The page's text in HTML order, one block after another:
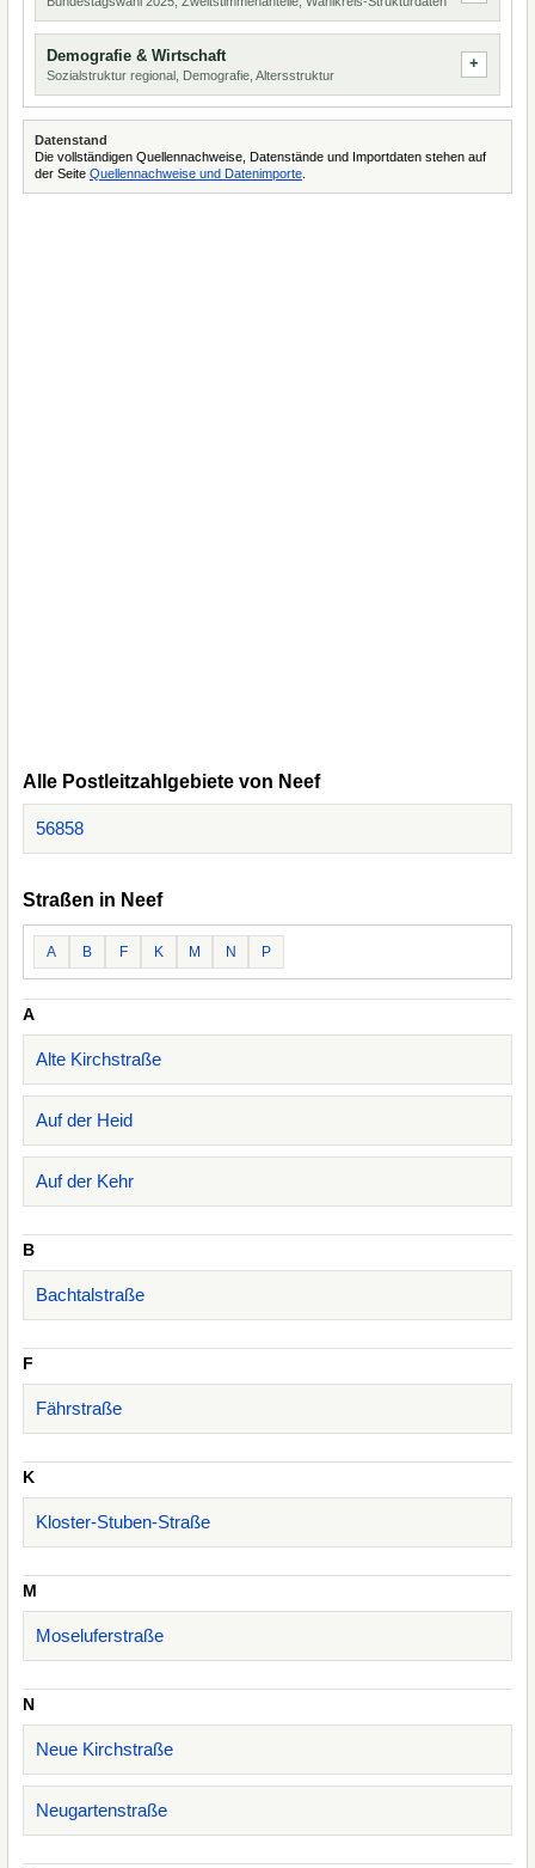
Demografie & Wirtschaft
Sozialstruktur regional, Demografie, Altersstruktur
Datenstand
Die vollständigen Quellennachweise, Datenstände und Importdaten stehen auf
der Seite Quellennachweise und Datenimporte
Alle Postleitzahlgebiete von Neef
56858
Straßen in Neef
A B F K M N P
A
Alte Kirchstraße
Auf der Heid
Auf der Kehr
B
Bachtalstraße
F
Fährstraße
K
Kloster-Stuben-Straße
M
Moseluferstraße
N
Neue Kirchstraße
Neugartenstraße